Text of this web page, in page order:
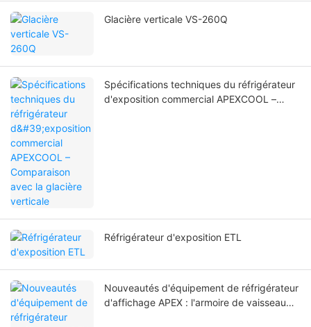
Glacière verticale VS-260Q
Spécifications techniques du réfrigérateur
d'exposition commercial APEXCOOL –
Réfrigérateur d'exposition ETL
Nouveautés d'équipement de réfrigérateur
d'affichage APEX : l'armoire de vaisseau